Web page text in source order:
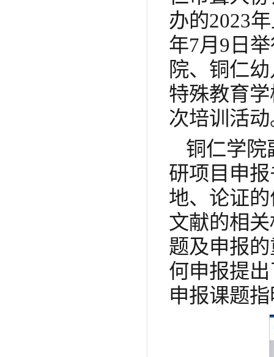
办的2023
年7月9日
院、铜仁
特殊教育
次培训活
铜仁学院
研项目申
地、论证
文献的相
题及申报
何申报提
申报课题